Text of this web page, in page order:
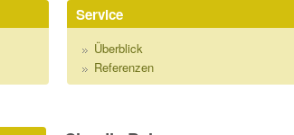
Service
Überblick
Referenzen